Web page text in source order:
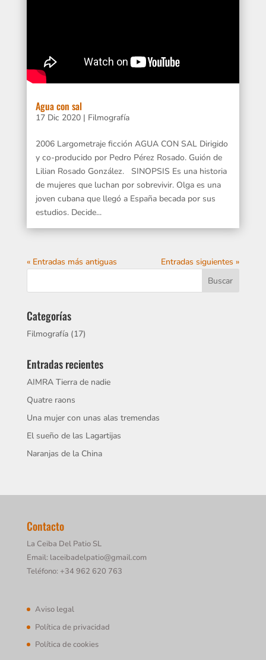
Agua con sal
17 Dic 2020| Filmografía
2006 Largometraje ficción AGUA CON SAL Dirigido
y co-producido por Pedro Pérez Rosado. Guión de
Lilian Rosado González. SINOPSIS Es una historia
de mujeres que luchan por sobrevivir. Olga es una
joven cubana que llegó a España becada por sus
estudios. Decide...
« Entradas más antiguas Entradas siguientes »
Categorías
Filmografía(17)
Entradas recientes
AIMRA Tierra de nadie
Quatre raons
Una mujer con unas alas tremendas
El sueño de las Lagartijas
Naranjas de la China
Contacto
La Ceiba Del Patio SL
Email: laceibadelpatio@gmail.com
Teléfono: +34 962 620 763
Aviso legal
Política de privacidad
Política de cookies